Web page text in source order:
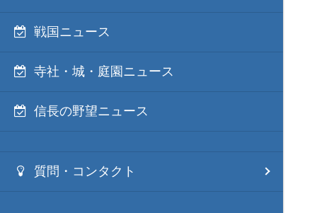
戦国ニュース
寺社・城・庭園ニュース
信長の野望ニュース
質問・コンタクト